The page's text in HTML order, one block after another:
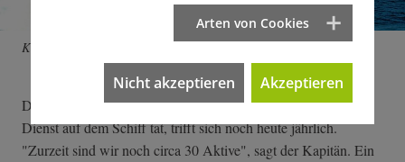
Kreuzfahrtschiff Bohème. Reproduktion
Die ehemalige Besatzung der Bohème, die vor über 40 Jahren
Dienst auf dem Schiff tat, trifft sich noch heute jährlich.
"Zurzeit sind wir noch circa 30 Aktive", sagt der Kapitän. Ein
Arten von Cookies
Nicht akzeptieren Akzeptieren